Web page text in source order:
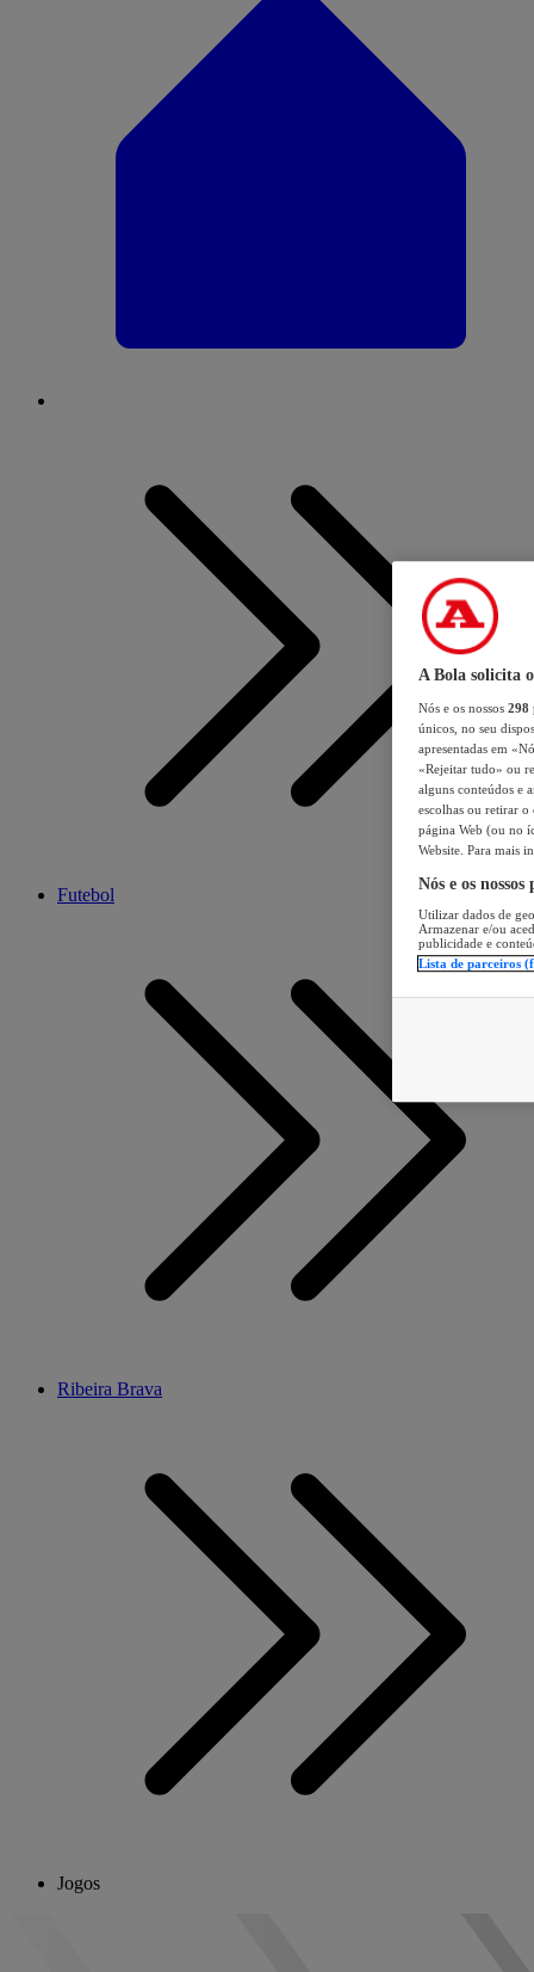
Futebol
Ribeira Brava
Jogos
A Bola solicita
Nós e os nossos 298
únicos, no seu
apresentadas em
«Rejeitar tudo» ou
alguns conteúdos e
escolhas ou retirar
página Web (ou no
Website. Para mais
Nós e os
Utilizar dados de
Armazenar e/ou
publicidade e
Lista de parceiros